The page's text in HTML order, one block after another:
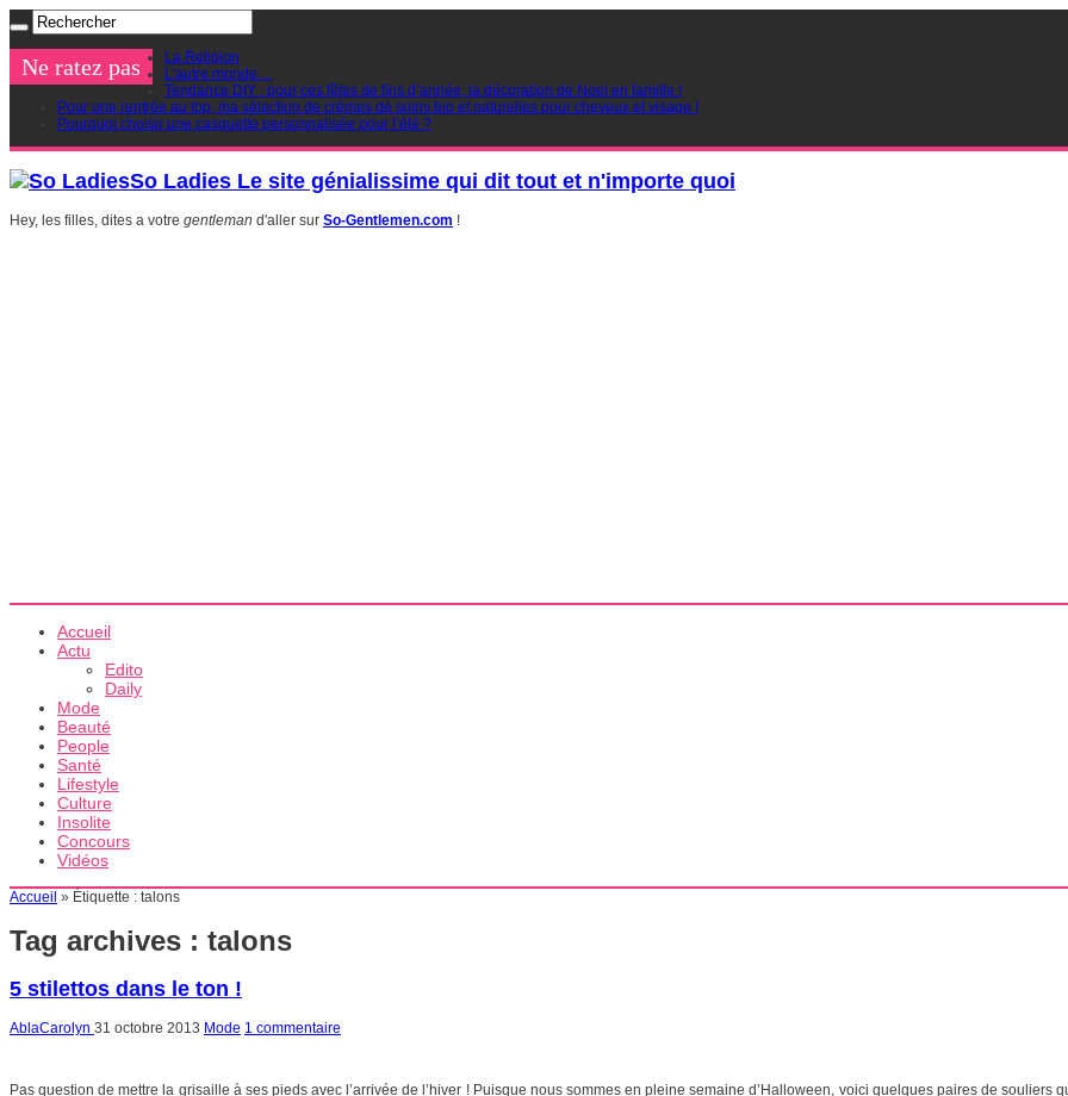
Ne ratez pas
La Religion
L’autre monde…
Tendance DIY : pour ces fêtes de fins d’année, la décoration de Noel en famille !
Pour une rentrée au top, ma sélection de crèmes de soins bio et naturelles pour cheveux et visage !
Pourquoi choisir une casquette personnalisée pour l’été ?
So Ladies Le site génialissime qui dit tout et n'importe quoi
Hey, les filles, dites a votre gentleman d'aller sur So-Gentlemen.com !
Accueil
Actu
Edito
Daily
Mode
Beauté
People
Santé
Lifestyle
Culture
Insolite
Concours
Vidéos
Accueil » Étiquette : talons
Tag archives : talons
5 stilettos dans le ton !
AblaCarolyn 31 octobre 2013 Mode 1 commentaire
Pas question de mettre la grisaille à ses pieds avec l’arrivée de l’hiver ! Puisque nous sommes en pleine semaine d’Halloween, voici quelques paires de